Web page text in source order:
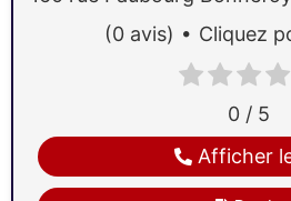
Afficher
0 / 5
(0 avis) Cliquez